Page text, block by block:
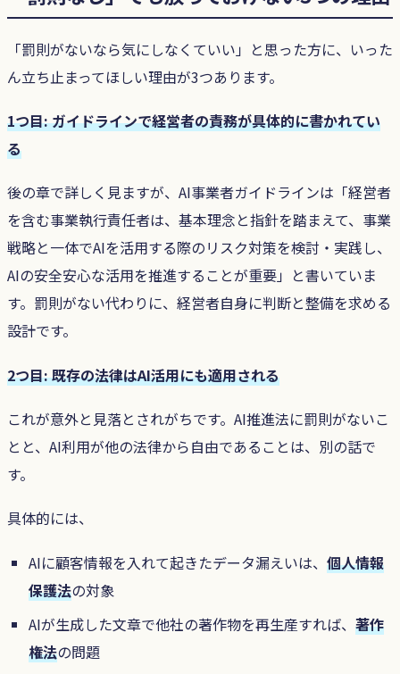
「罰則がないなら気にしなくていい」と思った方に、いった
ん立ち止まってほしい理由が3つあります。
1つ目: ガイドラインで経営者の責務が具体的に書かれてい
る
後の章で詳しく見ますが、AI事業者ガイドラインは「経営者
を含む事業執行責任者は、基本理念と指針を踏まえて、事業
戦略と一体でAIを活用する際のリスク対策を検討・実践し、
AIの安全安心な活用を推進することが重要」と書いていま
す。罰則がない代わりに、経営者自身に判断と整備を求める
設計です。
2つ目: 既存の法律はAI活用にも適用される
これが意外と見落とされがちです。AI推進法に罰則がないこ
とと、AI利用が他の法律から自由であることは、別の話で
す。
具体的には、
AIに顧客情報を入れて起きたデータ漏えいは、 個人情報
保護法の対象
AIが生成した文章で他社の著作物を再生産すれば、 著作
権法の問題